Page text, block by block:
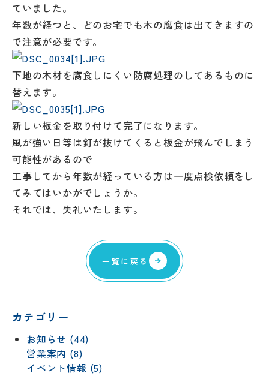
ていました。
年数が経つと、どのお宅でも木の腐食は出てきますの
で注意が必要です。
下地の木材を腐食しにくい防腐処理のしてあるものに
替えます。
新しい板金を取り付けて完了になります。
風が強い日等は釘が抜けてくると板金が飛んでしまう
可能性があるので
工事してから年数が経っている方は一度点検依頼をし
てみてはいかがでしょうか。
それでは、失礼いたします。
一覧に戻る
カテゴリー
お知らせ (44)
営業案内 (8)
イベント情報 (5)